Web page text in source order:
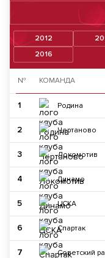
2012
2016
№ КОМАНДА
1 Родина
2 Чертаново
3 Локомотив
4 Динамо
5 ЦСКА
6 Спартак
7 Советский